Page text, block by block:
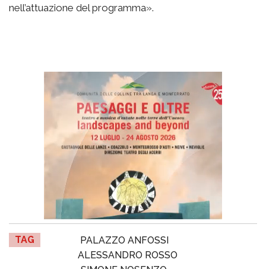
nell’attuazione del programma».
TAG
PALAZZO ANFOSSI
ALESSANDRO ROSSO